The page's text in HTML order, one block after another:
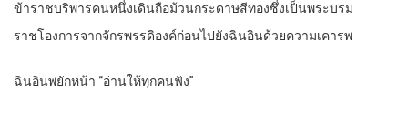
ข้าราชบริพารคนหนึ่งเดินถือม้วนกระดาษสีทองซึ่งเป็นพระบรม
ราชโองการจากจักรพรรดิองค์ก่อนไปยังฉินอินด้วยความเคารพ
ฉินอินพยักหน้า “อ่านให้ทุกคนฟัง”